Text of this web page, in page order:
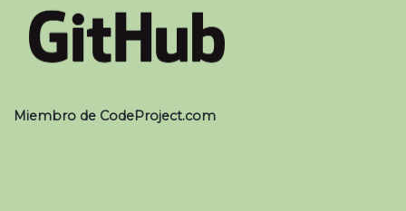
Miembro de CodeProject.com